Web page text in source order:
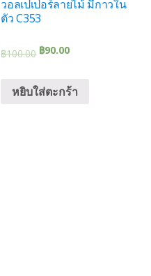
วอลเปเปอร์ลายไม้ มีกาวใน
ตัว C353
฿100.00 ฿90.00
หยิบใส่ตะกร้า